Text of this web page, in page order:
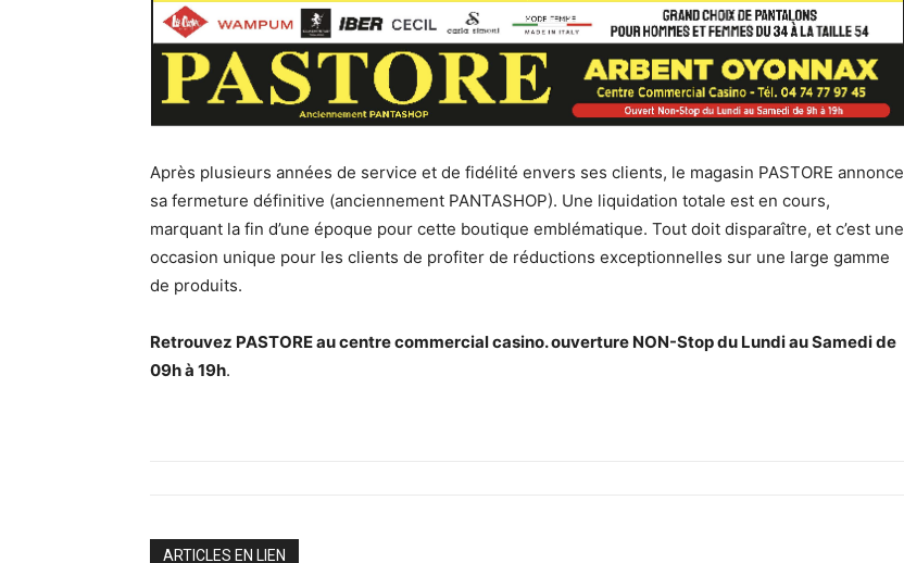
Après plusieurs années de service et de fidélité envers ses clients, le magasin PASTORE annonce
sa fermeture définitive (anciennement PANTASHOP). Une liquidation totale est en cours,
marquant la fin d’une époque pour cette boutique emblématique. Tout doit disparaître, et c’est une
occasion unique pour les clients de profiter de réductions exceptionnelles sur une large gamme
de produits.
Retrouvez PASTORE au centre commercial casino. ouverture NON-Stop du Lundi au Samedi de
09h à 19h.
ARTICLES EN LIEN